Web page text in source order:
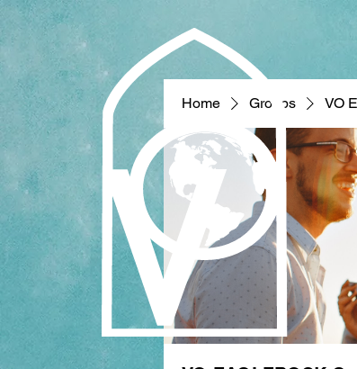
Home Groups VO